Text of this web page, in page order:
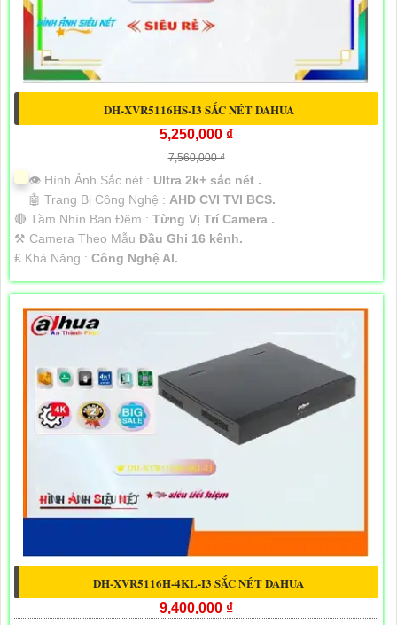
DH-XVR5116HS-I3 SẮC NÉT DAHUA
5,250,000 ₫
7,560,000 ₫
👁 Hình Ảnh Sắc nét : Ultra 2k+ sắc nét .
🤖️ Trang Bị Công Nghệ : AHD CVI TVI BCS.
🔴 Tầm Nhìn Ban Đêm : Từng Vị Trí Camera .
⚒ Camera Theo Mẫu Đầu Ghi 16 kênh.
️₤ Khả Năng : Công Nghệ AI.
DH-XVR5116H-4KL-I3 SẮC NÉT DAHUA
9,400,000 ₫